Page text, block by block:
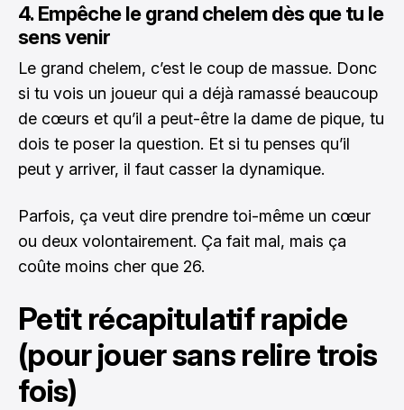
4. Empêche le grand chelem dès que tu le
sens venir
Le grand chelem, c’est le coup de massue. Donc
si tu vois un joueur qui a déjà ramassé beaucoup
de cœurs et qu’il a peut-être la dame de pique, tu
dois te poser la question. Et si tu penses qu’il
peut y arriver, il faut casser la dynamique.
Parfois, ça veut dire prendre toi-même un cœur
ou deux volontairement. Ça fait mal, mais ça
coûte moins cher que 26.
Petit récapitulatif rapide
(pour jouer sans relire trois
fois)